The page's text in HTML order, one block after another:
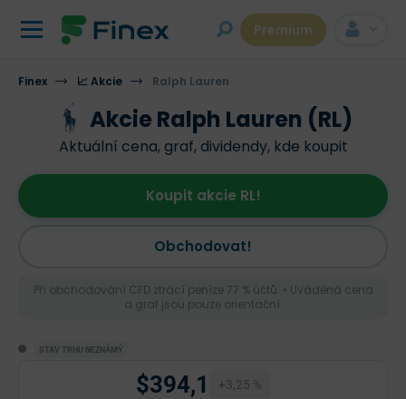
Premium
Finex 📈 Akcie Ralph Lauren
Akcie Ralph Lauren (RL)
Aktuální cena, graf, dividendy, kde koupit
Obchodovat!
Koupit akcie RL!
Při obchodování CFD ztrácí peníze 77 % účtů. • Uváděná cena
a graf jsou pouze orientační.
STAV TRHU NEZNÁMÝ
$394,1 +3,25 %